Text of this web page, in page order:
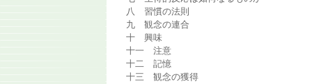
八 習慣の法則
九 観念の連合
十 興味
十一 注意
十二 記憶
十三 観念の獲得